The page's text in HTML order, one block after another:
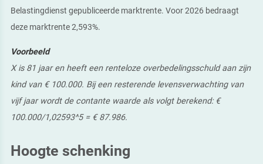
Belastingdienst gepubliceerde marktrente. Voor 2026 bedraagt
deze marktrente 2,593%.
Voorbeeld
X is 81 jaar en heeft een renteloze overbedelingsschuld aan zijn
kind van € 100.000. Bij een resterende levensverwachting van
vijf jaar wordt de contante waarde als volgt berekend: €
100.000/1,02593^5 = € 87.986.
Hoogte schenking